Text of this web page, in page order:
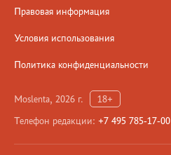
Правовая информация
Условия использования
Политика конфиденциальности
Moslenta, 2026 г.
18+
Телефон редакции: +7 495 785-17-00